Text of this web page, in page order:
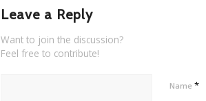
Leave a Reply
Want to join the discussion?
Feel free to contribute!
Name *